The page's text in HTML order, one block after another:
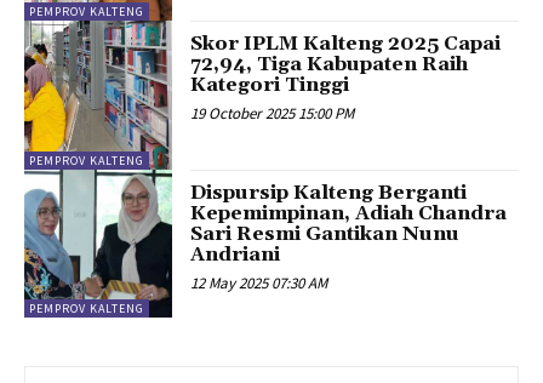
PEMPROV KALTENG
PEMPROV KALTENG
Skor IPLM Kalteng 2025 Capai
72,94, Tiga Kabupaten Raih
Kategori Tinggi
19 October 2025 15:00 PM
PEMPROV KALTENG
Dispursip Kalteng Berganti
Kepemimpinan, Adiah Chandra
Sari Resmi Gantikan Nunu
Andriani
12 May 2025 07:30 AM